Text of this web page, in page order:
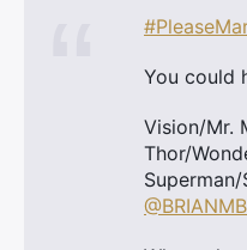
You could
Vision/Mr.
Thor/